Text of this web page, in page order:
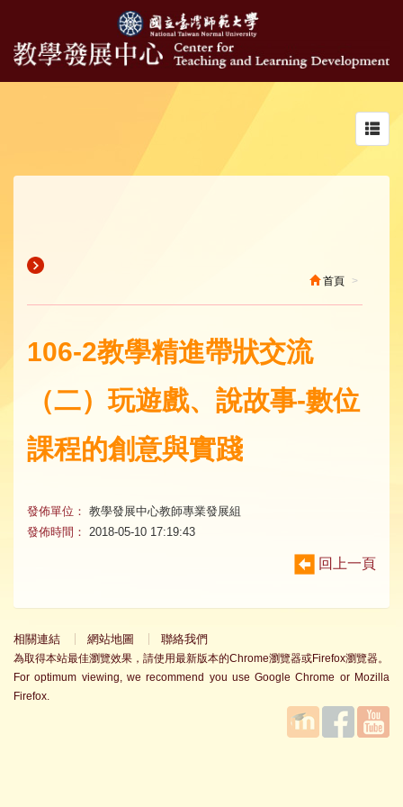
首頁
106-2教學精進帶狀交流
（二）玩遊戲、說故事-數位
課程的創意與實踐
發佈單位： 教學發展中心教師專業發展組
發佈時間：
2018-05-10 17:19:43
回上一頁
相關連結 網站地圖 聯絡我們
為取得本站最佳瀏覽效果，請使用最新版本的Chrome瀏覽器或Firefox瀏覽器。
For optimum viewing, we recommend you use Google Chrome or Mozilla
Firefox.